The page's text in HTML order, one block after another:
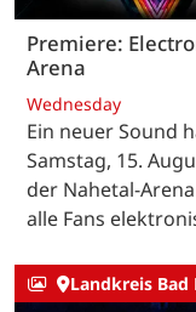
Premiere:
Arena
Wednesday
Ein neuer Sound
Samstag, 15.
der Nahetal-
alle Fans
Landkreis Bad